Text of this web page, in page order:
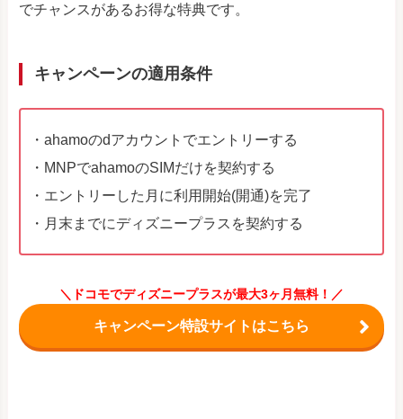
でチャンスがあるお得な特典です。
キャンペーンの適用条件
・ahamoのdアカウントでエントリーする
・MNPでahamoのSIMだけを契約する
・エントリーした月に利用開始(開通)を完了
・月末までにディズニープラスを契約する
＼ドコモでディズニープラスが最大3ヶ月無料！／
キャンペーン特設サイトはこちら